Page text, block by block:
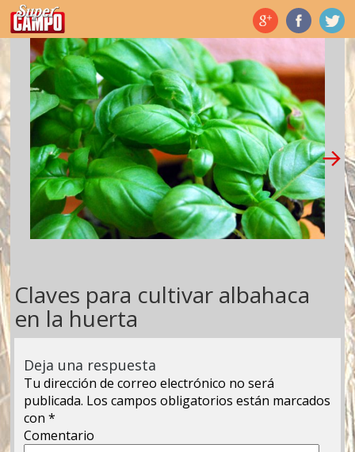
Temas de hoy
Claves para cultivar albahaca
en la huerta
Deja una respuesta
Tu dirección de correo electrónico no será
publicada. Los campos obligatorios están marcados
con*
Comentario